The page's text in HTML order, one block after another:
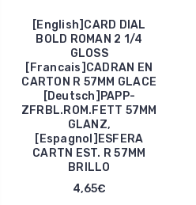
[English]CARD DIAL
BOLD ROMAN 2 1/4
GLOSS
[Francais]CADRAN EN
CARTON R 57MM GLACE
[Deutsch]PAPP-
ZFRBL.ROM.FETT 57MM
GLANZ,
[Espagnol]ESFERA
CARTN EST. R 57MM
BRILLO
4,65€